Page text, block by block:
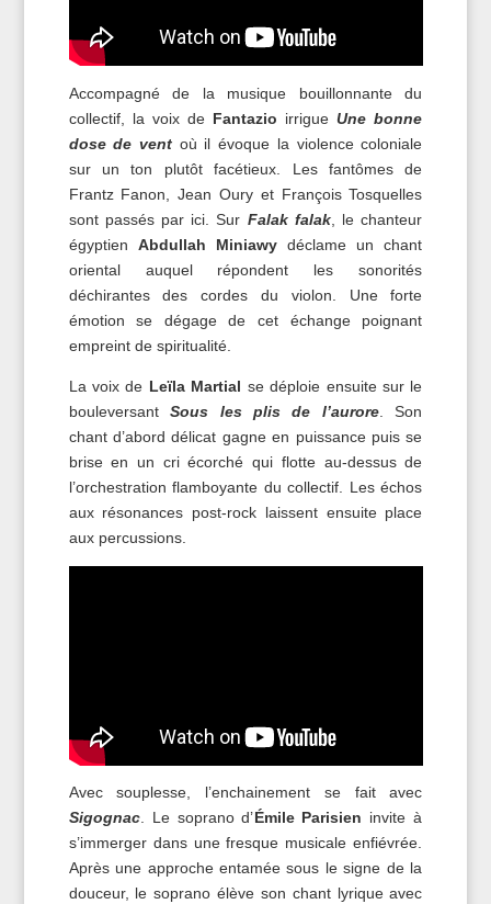
Accompagné de la musique bouillonnante du
collectif, la voix de Fantazio irrigueUne bonne
dose de vent où il évoque la violence coloniale
sur un ton plutôt facétieux. Les fantômes de
Frantz Fanon, Jean Oury et François Tosquelles
sont passés par ici. Sur Falak falak, le chanteur
égyptien Abdullah Miniawydéclame un chant
oriental auquel répondent les sonorités
déchirantes des cordes du violon. Une forte
émotion se dégage de cet échange poignant
empreint de spiritualité.
La voix de Leïla Martial se déploie ensuite sur le
bouleversantSous les plis de l’aurore. Son
chant d’abord délicat gagne en puissance puis se
brise en un cri écorché qui flotte au-dessus de
l’orchestration flamboyante du collectif. Les échos
aux résonances post-rock laissent ensuite place
aux percussions.
Avec souplesse, l’enchainement se fait avec
Sigognac. Le soprano d’Émile Parisien invite à
s’immerger dans une fresque musicale enfiévrée.
Après une approche entamée sous le signe de la
douceur, le soprano élève son chant lyrique avec